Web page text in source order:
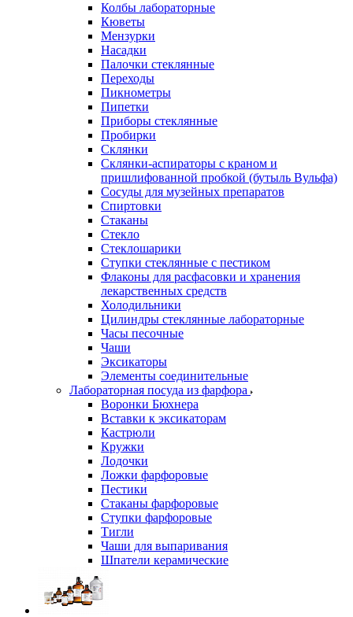
Колбы лабораторные
Кюветы
Мензурки
Насадки
Палочки стеклянные
Переходы
Пикнометры
Пипетки
Приборы стеклянные
Пробирки
Склянки
Склянки-аспираторы с краном и
пришлифованной пробкой (бутыль Вульфа)
Сосуды для музейных препаратов
Спиртовки
Стаканы
Стекло
Стеклошарики
Ступки стеклянные с пестиком
Флаконы для расфасовки и хранения
лекарственных средств
Холодильники
Цилиндры стеклянные лабораторные
Часы песочные
Чаши
Эксикаторы
Элементы соединительные
Лабораторная посуда из фарфора
Воронки Бюхнера
Вставки к эксикаторам
Кастрюли
Кружки
Лодочки
Ложки фарфоровые
Пестики
Стаканы фарфоровые
Ступки фарфоровые
Тигли
Чаши для выпаривания
Шпатели керамические